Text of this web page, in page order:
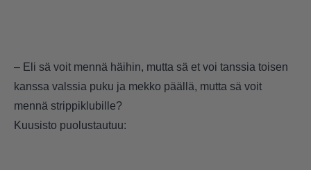
– Eli sä voit mennä häihin, mutta sä et voi tanssia toisen
kanssa valssia puku ja mekko päällä, mutta sä voit
mennä strippiklubille?
Kuusisto puolustautuu: